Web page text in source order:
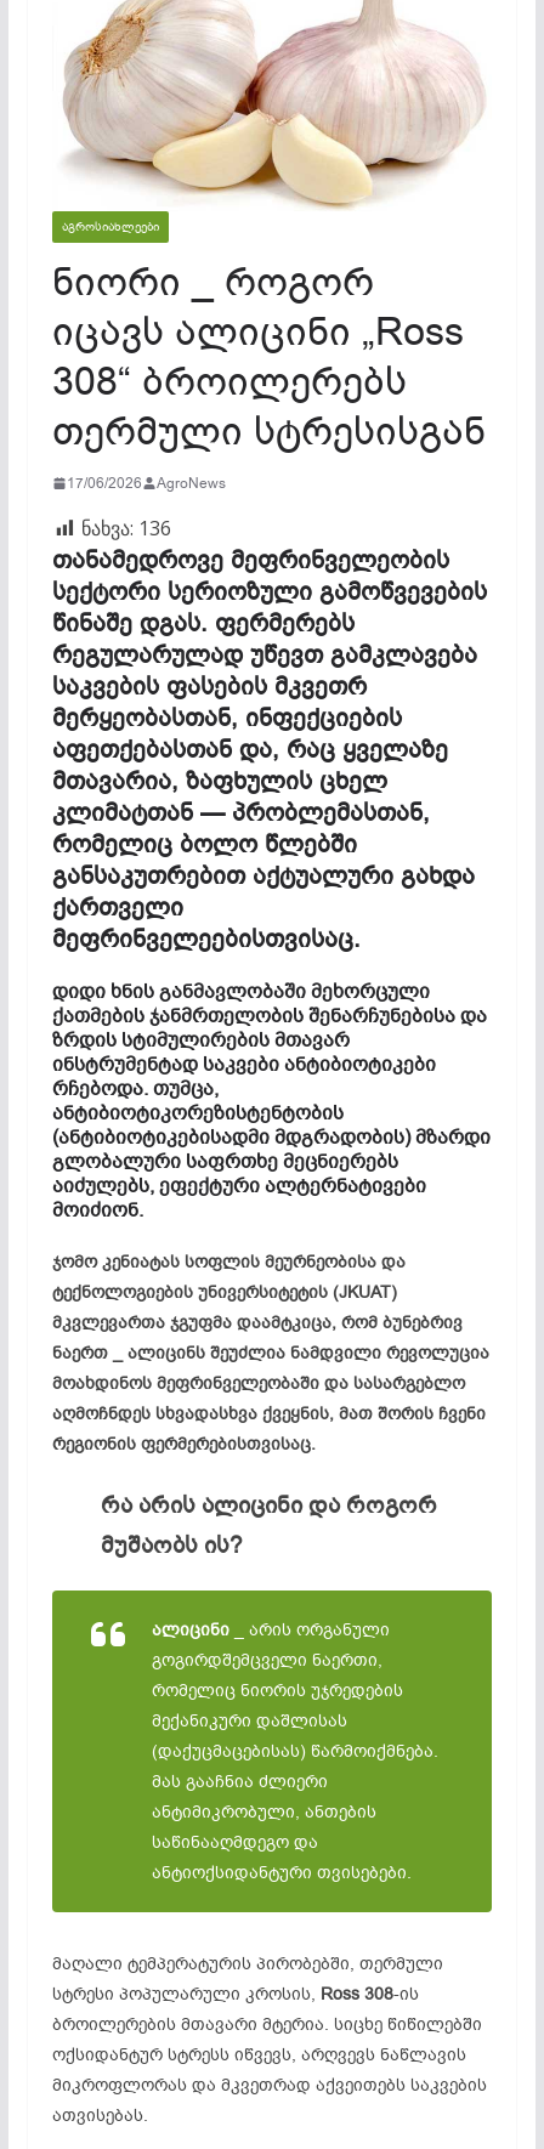
ᲐᲒᲠᲝᲡᲘᲐᲮᲚᲔᲔᲑᲘ
ნიორი _ როგორ
იცავს ალიცინი „Ross
308“ ბროილერებს
თერმული სტრესისგან
17/06/2026 AgroNews
ნახვა: 136
თანამედროვე მეფრინველეობის
სექტორი სერიოზული გამოწვევების
წინაშე დგას. ფერმერებს
რეგულარულად უწევთ გამკლავება
საკვების ფასების მკვეთრ
მერყეობასთან, ინფექციების
აფეთქებასთან და, რაც ყველაზე
მთავარია, ზაფხულის ცხელ
კლიმატთან — პრობლემასთან,
რომელიც ბოლო წლებში
განსაკუთრებით აქტუალური გახდა
ქართველი
მეფრინველეებისთვისაც.
დიდი ხნის განმავლობაში მეხორცული
ქათმების ჯანმრთელობის შენარჩუნებისა და
ზრდის სტიმულირების მთავარ
ინსტრუმენტად საკვები ანტიბიოტიკები
რჩებოდა. თუმცა,
ანტიბიოტიკორეზისტენტობის
(ანტიბიოტიკებისადმი მდგრადობის) მზარდი
გლობალური საფრთხე მეცნიერებს
აიძულებს, ეფექტური ალტერნატივები
მოიძიონ.
ჯომო კენიატას სოფლის მეურნეობისა და
ტექნოლოგიების უნივერსიტეტის (JKUAT)
მკვლევართა ჯგუფმა დაამტკიცა, რომ ბუნებრივ
ნაერთ _ ალიცინს შეუძლია ნამდვილი რევოლუცია
მოახდინოს მეფრინველეობაში და სასარგებლო
აღმოჩნდეს სხვადასხვა ქვეყნის, მათ შორის ჩვენი
რეგიონის ფერმერებისთვისაც.
რა არის ალიცინი და როგორ
მუშაობს ის?
ალიცინი_ არის ორგანული
გოგირდშემცველი ნაერთი,
რომელიც ნიორის უჯრედების
მექანიკური დაშლისას
(დაქუცმაცებისას) წარმოიქმნება.
მას გააჩნია ძლიერი
ანტიმიკრობული, ანთების
საწინააღმდეგო და
ანტიოქსიდანტური თვისებები.
მაღალი ტემპერატურის პირობებში, თერმული
სტრესი პოპულარული კროსის, Ross 308-ის
ბროილერების მთავარი მტერია. სიცხე წიწილებში
ოქსიდანტურ სტრესს იწვევს, არღვევს ნაწლავის
მიკროფლორას და მკვეთრად აქვეითებს საკვების
ათვისებას.